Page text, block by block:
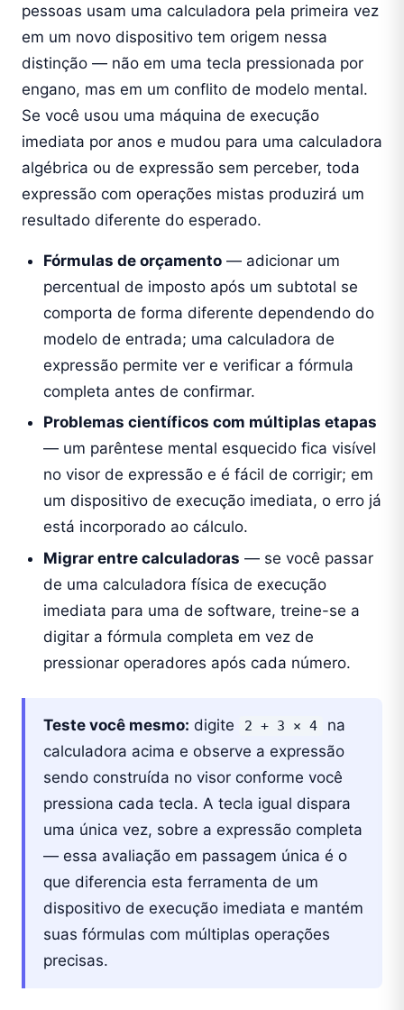
pessoas usam uma calculadora pela primeira vez
em um novo dispositivo tem origem nessa
distinção — não em uma tecla pressionada por
engano, mas em um conflito de modelo mental.
Se você usou uma máquina de execução
imediata por anos e mudou para uma calculadora
algébrica ou de expressão sem perceber, toda
expressão com operações mistas produzirá um
resultado diferente do esperado.
Fórmulas de orçamento — adicionar um
percentual de imposto após um subtotal se
comporta de forma diferente dependendo do
modelo de entrada; uma calculadora de
expressão permite ver e verificar a fórmula
completa antes de confirmar.
Problemas científicos com múltiplas etapas
— um parêntese mental esquecido fica visível
no visor de expressão e é fácil de corrigir; em
um dispositivo de execução imediata, o erro já
está incorporado ao cálculo.
Migrar entre calculadoras — se você passar
de uma calculadora física de execução
imediata para uma de software, treine-se a
digitar a fórmula completa em vez de
pressionar operadores após cada número.
Teste você mesmo: digite 2 + 3 × 4
na
calculadora acima e observe a expressão
sendo construída no visor conforme você
pressiona cada tecla. A tecla igual dispara
uma única vez, sobre a expressão completa
— essa avaliação em passagem única é o
que diferencia esta ferramenta de um
dispositivo de execução imediata e mantém
suas fórmulas com múltiplas operações
precisas.